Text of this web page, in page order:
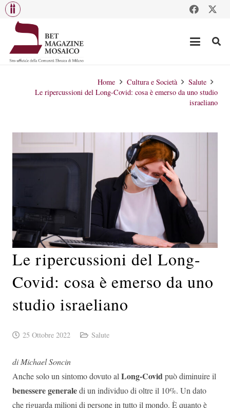
Home Cultura e Società
Salute
Le ripercussioni del Long-Covid: cosa è emerso da uno studio
israeliano
Le ripercussioni del Long-
Covid: cosa è emerso da uno
studio israeliano
25 Ottobre 2022 Salute
di Michael Soncin
Anche solo un sintomo dovuto alLong-Covidpuò diminuire il
benessere generaledi un individuo di oltre il 10%. Un dato
che riguarda milioni di persone in tutto il mondo. È quanto è